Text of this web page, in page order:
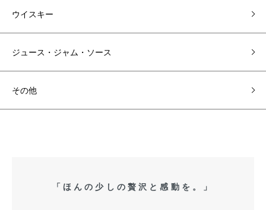
ウイスキー
ジュース・ジャム・ソース
その他
「ほんの少しの贅沢と感動を。」